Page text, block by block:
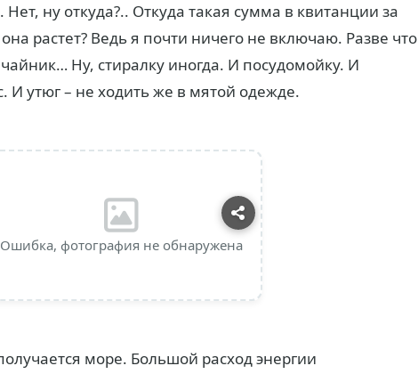
ну откуда?.. Откуда такая сумма в квитанции за
растет? Ведь я почти ничего не включаю. Разве что
Ну, стиралку иногда. И посудомойку. И
И утюг – не ходить же в мятой одежде.
Ошибка, фотография не обнаружена
море. Большой расход энергии